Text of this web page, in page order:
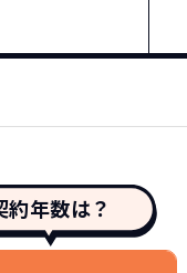
約年数は？